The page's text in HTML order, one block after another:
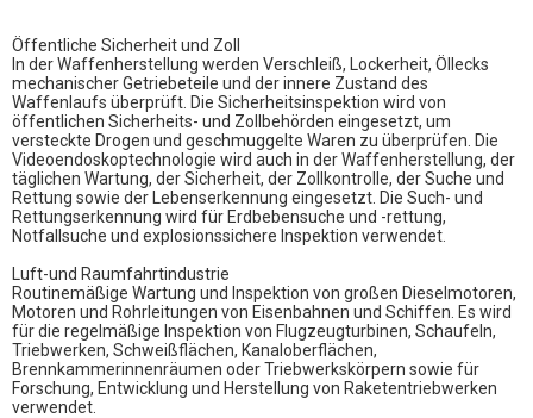
Öffentliche Sicherheit und Zoll
In der Waffenherstellung werden Verschleiß, Lockerheit, Öllecks
mechanischer Getriebeteile und der innere Zustand des
Waffenlaufs überprüft. Die Sicherheitsinspektion wird von
öffentlichen Sicherheits- und Zollbehörden eingesetzt, um
versteckte Drogen und geschmuggelte Waren zu überprüfen. Die
Videoendoskoptechnologie wird auch in der Waffenherstellung, der
täglichen Wartung, der Sicherheit, der Zollkontrolle, der Suche und
Rettung sowie der Lebenserkennung eingesetzt. Die Such- und
Rettungserkennung wird für Erdbebensuche und -rettung,
Notfallsuche und explosionssichere Inspektion verwendet.
Luft-und Raumfahrtindustrie
Routinemäßige Wartung und Inspektion von großen Dieselmotoren,
Motoren und Rohrleitungen von Eisenbahnen und Schiffen. Es wird
für die regelmäßige Inspektion von Flugzeugturbinen, Schaufeln,
Triebwerken, Schweißflächen, Kanaloberflächen,
Brennkammerinnenräumen oder Triebwerkskörpern sowie für
Forschung, Entwicklung und Herstellung von Raketentriebwerken
verwendet.